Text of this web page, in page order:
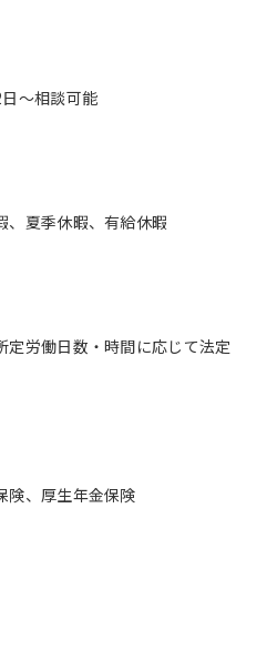
、夏季休暇、有給休暇
労働日数・時間に応じて法定
険、厚生年金保険